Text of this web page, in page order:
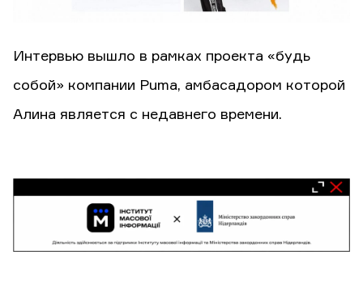
Интервью вышло в рамках проекта «будь
собой» компании Puma, амбасадором которой
Алина является с недавнего времени.